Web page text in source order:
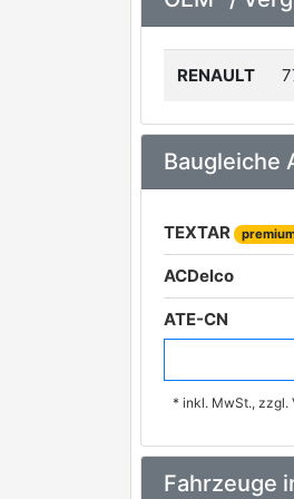
RENAULT
Baugleiche
TEXTAR
ACDelco
ATE-CN
BREMBO
FERODO
FTE
* inkl. MwSt., zzgl.
Fahrzeuge